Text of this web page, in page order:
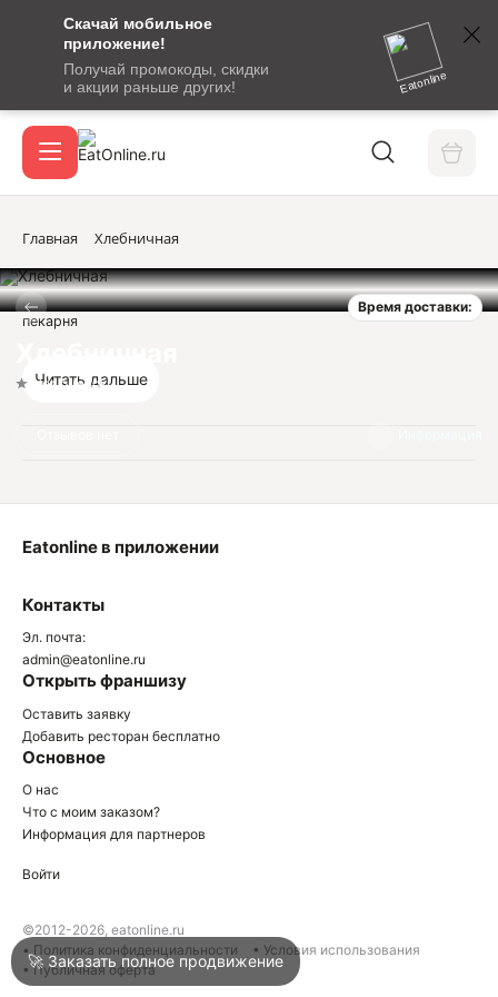
Скачай мобильное
приложение!
Получай промокоды, скидки
и акции раньше других!
Eatonline
сообщение
кодом
подтверждения
Вход / регистрация
Акции
Войти
Написать в техподдержку
Главная Хлебничная
Время доставки:
Нет оценок
пекарня
Читать дальше
Контакты
Эл. почта:
admin@eatonline.ru
Открыть франшизу
Оставить заявку
Добавить ресторан бесплатно
Основное
О нас
Что с моим заказом?
Информация для партнеров
Eatonline в приложении
Войти
©2012-2026, eatonline.ru
• Политика конфиденциальности
• Условия использования
• Публичная оферта
🚀 Заказать полное продвижение